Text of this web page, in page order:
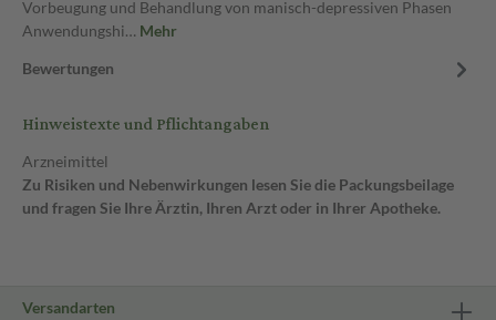
Vorbeugung und Behandlung von manisch-depressiven Phasen
Anwendungshi… Mehr
Bewertungen
Hinweistexte und Pflichtangaben
Arzneimittel
Zu Risiken und Nebenwirkungen lesen Sie die Packungsbeilage
und fragen Sie Ihre Ärztin, Ihren Arzt oder in Ihrer Apotheke.
Versandarten